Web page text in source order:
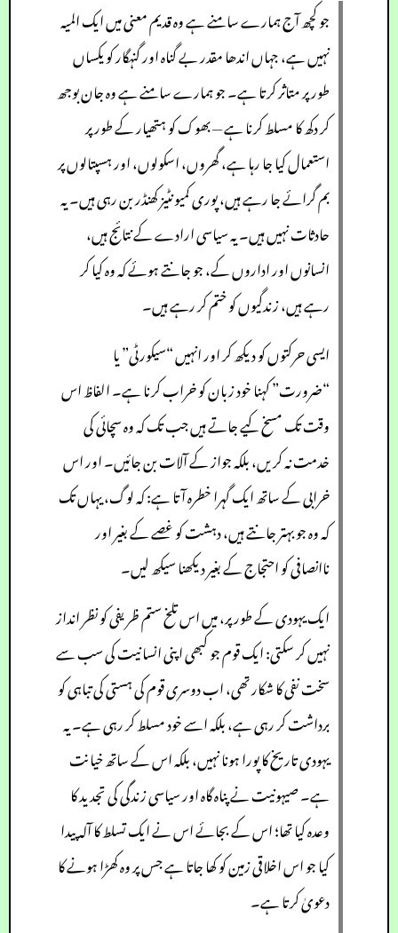
جو کچھ آج ہمارے سامنے ہے وہ قدیم معنی میں ایک المیہ
نہیں ہے، جہاں اندھا مقدر بے گناہ اور گنہگار کو یکساں
طور پر متاثر کرتا ہے۔ جو ہمارے سامنے ہے وہ جان بوجھ
کر دکھ کا مسلط کرنا ہے — بھوک کو ہتھیار کے طور پر
استعمال کیا جا رہا ہے، گھروں، اسکولوں، اور ہسپتالوں پر
بم گرائے جا رہے ہیں، پوری کمیونٹیز کھنڈر بن رہی ہیں۔ یہ
حادثات نہیں ہیں۔ یہ سیاسی ارادے کے نتائج ہیں،
انسانوں اور اداروں کے، جو جانتے ہوئے کہ وہ کیا کر
رہے ہیں، زندگیوں کو ختم کر رہے ہیں۔
ایسی حرکتوں کو دیکھ کر اور انہیں “سیکورٹی” یا
“ضرورت” کہنا خود زبان کو خراب کرنا ہے۔ الفاظ اس
وقت تک مسخ کیے جاتے ہیں جب تک کہ وہ سچائی کی
خدمت نہ کریں، بلکہ جواز کے آلات بن جائیں۔ اور اس
خرابی کے ساتھ ایک گہرا خطرہ آتا ہے: کہ لوگ، یہاں تک
کہ وہ جو بہتر جانتے ہیں، دہشت کو غصے کے بغیر اور
ناانصافی کو احتجاج کے بغیر دیکھنا سیکھ لیں۔
ایک یہودی کے طور پر، میں اس تلخ ستم ظریفی کو نظر انداز
نہیں کر سکتی: ایک قوم جو کبھی اپنی انسانیت کی سب سے
سخت نفی کا شکار تھی، اب دوسری قوم کی ہستی کی تباہی کو
برداشت کر رہی ہے، بلکہ اسے خود مسلط کر رہی ہے۔ یہ
یہودی تاریخ کا پورا ہونا نہیں، بلکہ اس کے ساتھ خیانت
ہے۔ صیہونیت نے پناہ گاہ اور سیاسی زندگی کی تجدید کا
وعدہ کیا تھا؛ اس کے بجائے اس نے ایک تسلط کا آلہ پیدا
کیا جو اس اخلاقی زمین کو کھا جاتا ہے جس پر وہ کھڑا ہونے کا
دعویٰ کرتا ہے۔